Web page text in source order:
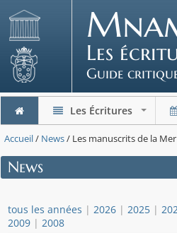
Les
Guide
Les Écritures
Accueil/ News/ Les manuscrits de la
News
tous les années | 2026 | 2025 |
2009 | 2008